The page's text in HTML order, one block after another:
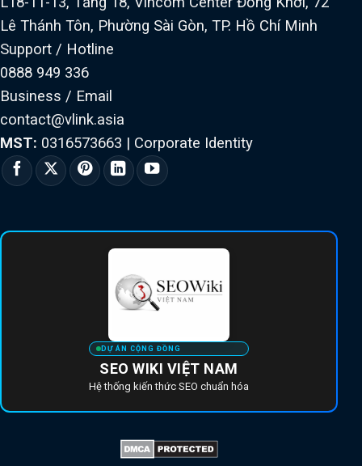
Lê Thánh Tôn, Phường Sài Gòn, TP. Hồ Chí Minh
Support / Hotline
0888 949 336
Business / Email
contact@vlink.asia
MST: 0316573663 | Corporate Identity
DỰ ÁN CỘNG ĐỒNG
SEO WIKI VIỆT NAM
Hệ thống kiến thức SEO chuẩn hóa